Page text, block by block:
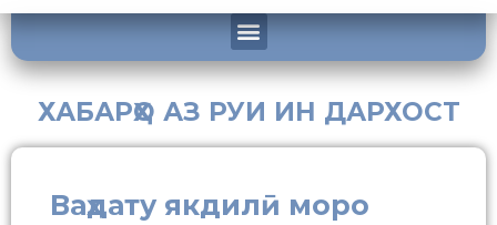
ХАБАРҲО АЗ РУИ ИН ДАРХОСТ
Ваҳдату якдилӣ моро